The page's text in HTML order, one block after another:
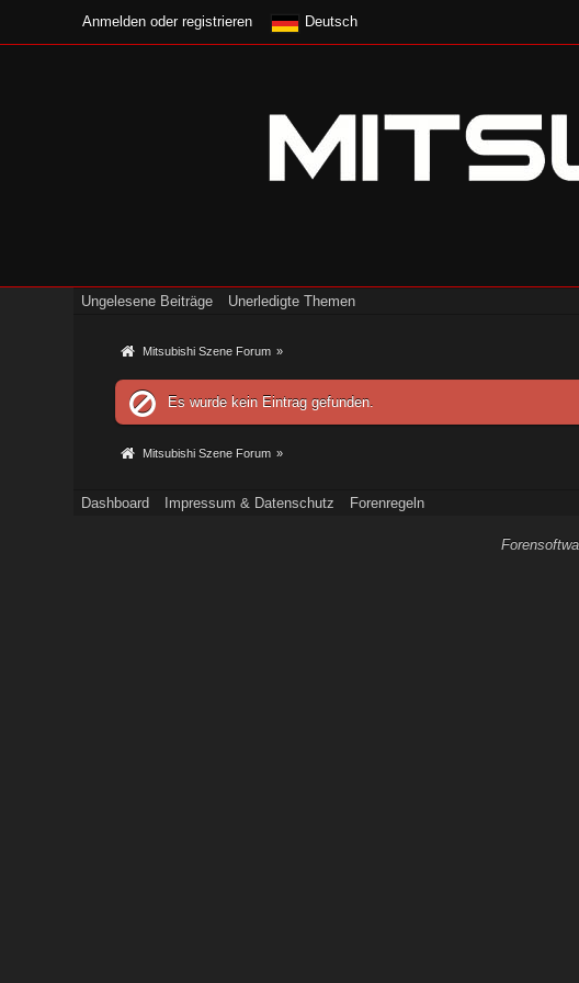
Anmelden oder registrieren Deutsch
Ungelesene Beiträge Unerledigte Themen
Mitsubishi Szene Forum »
Es wurde kein Eintrag gefunden.
Mitsubishi Szene Forum »
Dashboard Impressum & Datenschutz Forenregeln